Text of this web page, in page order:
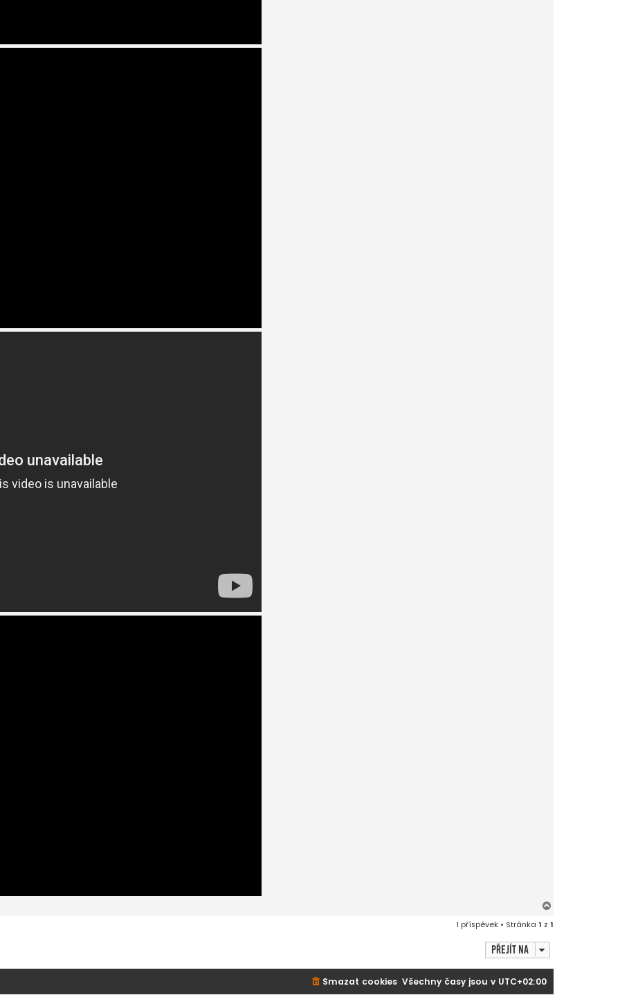
u
1 příspěvek • Stránka 1 z 1
Přejít na
Všechny časy jsou v UTC+02:00
Smazat cookies